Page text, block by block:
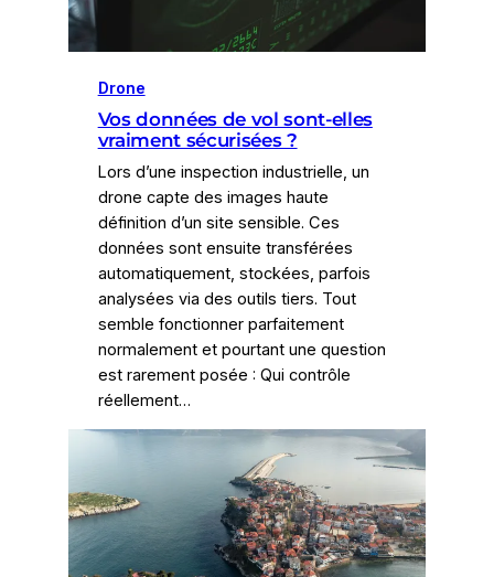
Drone
Vos données de vol sont-elles
vraiment sécurisées ?
Lors d’une inspection industrielle, un
drone capte des images haute
définition d’un site sensible. Ces
données sont ensuite transférées
automatiquement, stockées, parfois
analysées via des outils tiers. Tout
semble fonctionner parfaitement
normalement et pourtant une question
est rarement posée : Qui contrôle
réellement…